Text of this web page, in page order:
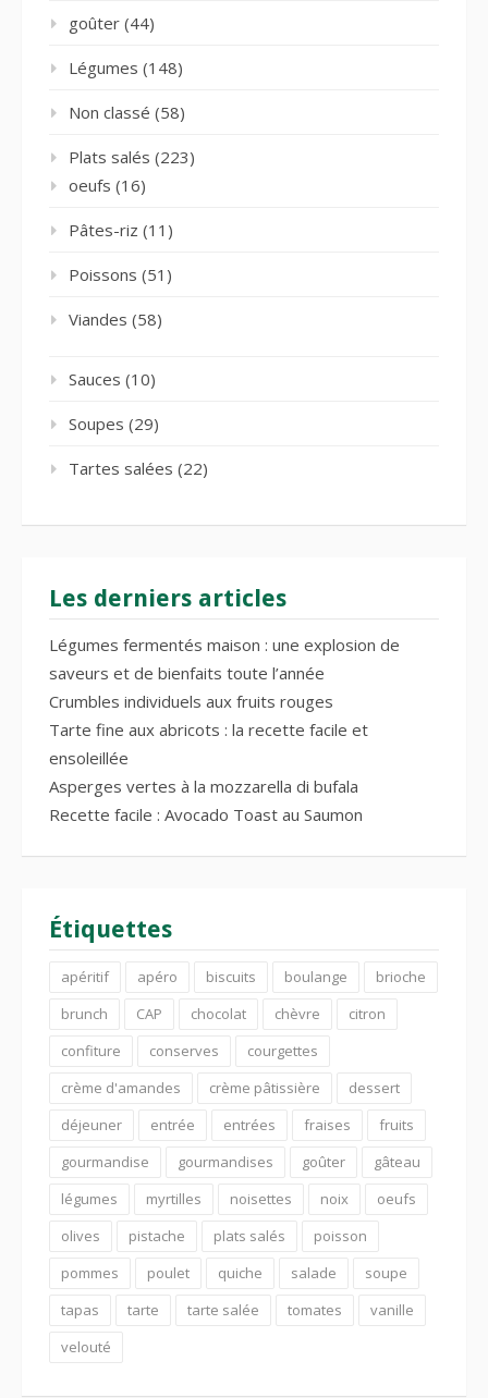
goûter (44)
Légumes (148)
Non classé (58)
Plats salés (223)
oeufs (16)
Pâtes-riz (11)
Poissons (51)
Viandes (58)
Sauces (10)
Soupes (29)
Tartes salées (22)
Les derniers articles
Légumes fermentés maison : une explosion de
saveurs et de bienfaits toute l’année
Crumbles individuels aux fruits rouges
Tarte fine aux abricots : la recette facile et
ensoleillée
Asperges vertes à la mozzarella di bufala
Recette facile : Avocado Toast au Saumon
Étiquettes
apéritif apéro biscuits boulange
brioche
brunch
CAP chocolat chèvre
citron
confiture
conserves
courgettes
crème d'amandes
crème pâtissière
dessert
déjeuner
entrée entrées fraises
fruits
gourmandise
gourmandises goûter
gâteau
légumes
myrtilles noisettes noix
oeufs
olives
pistache plats salés
poisson
pommes
poulet quiche salade
soupe
tapas
tarte tarte salée tomates
vanille
velouté